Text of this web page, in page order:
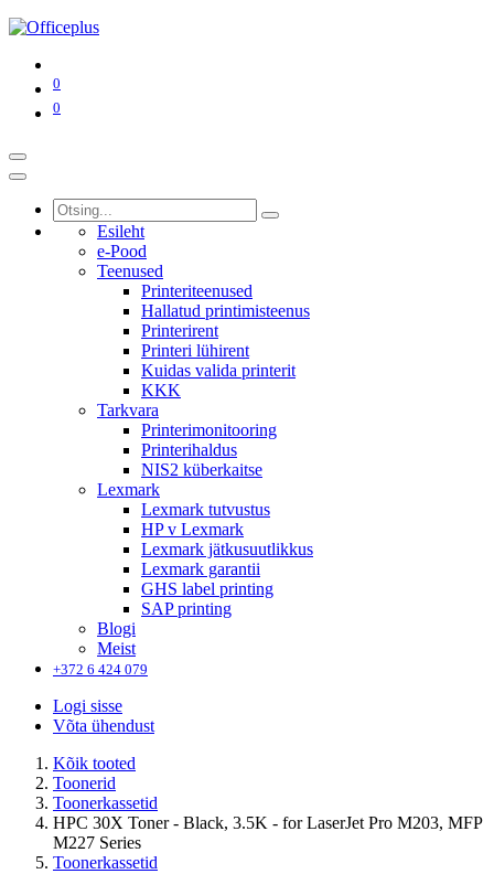
0
0
Esileht
e-Pood
Teenused
Printeriteenused
Hallatud printimisteenus
Printerirent
Printeri lühirent
Kuidas valida printerit
KKK
Tarkvara
Printerimonitooring
Printerihaldus
NIS2 küberkaitse
Lexmark
Lexmark tutvustus
HP v Lexmark
Lexmark jätkusuutlikkus
Lexmark garantii
GHS label printing
SAP printing
Blogi
Meist
+372 6 424 079
Logi sisse
Võta ühendust
Kõik tooted
Toonerid
Toonerkassetid
HPC 30X Toner - Black, 3.5K - for LaserJet Pro M203, MFP
M227 Series
Toonerkassetid